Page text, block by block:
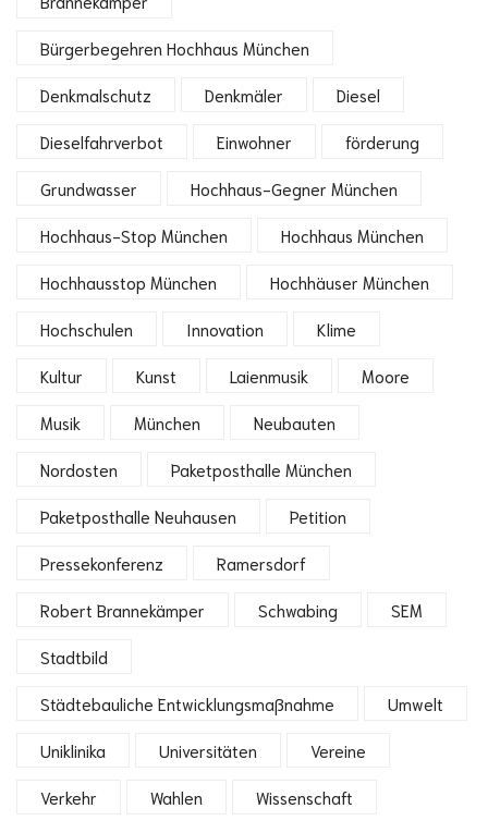
Bürgerbegehren Hochhaus München
Denkmalschutz Denkmäler Diesel
Dieselfahrverbot Einwohner förderung
Grundwasser Hochhaus-Gegner München
Hochhaus-Stop München Hochhaus München
Hochhausstop München Hochhäuser München
Hochschulen Innovation Klime
Kultur Kunst Laienmusik Moore
Musik München Neubauten
Nordosten Paketposthalle München
Paketposthalle Neuhausen Petition
Pressekonferenz Ramersdorf
Robert Brannekämper Schwabing SEM
Stadtbild
Städtebauliche Entwicklungsmaßnahme Umwelt
Uniklinika Universitäten Vereine
Verkehr Wahlen Wissenschaft